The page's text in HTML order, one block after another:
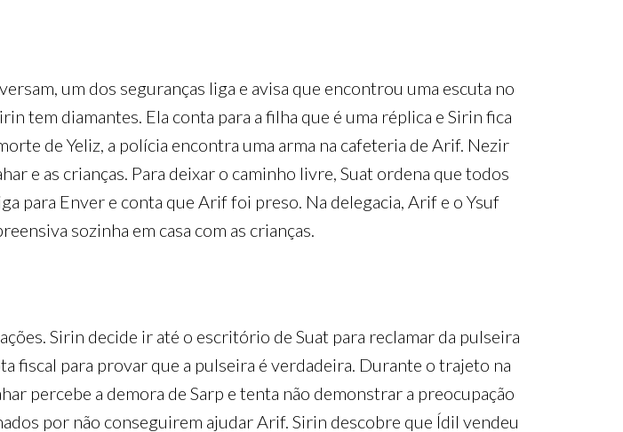
um dos seguranças liga e avisa que encontrou uma escuta no
tem diamantes. Ela conta para a filha que é uma réplica e Sirin fica
de Yeliz, a polícia encontra uma arma na cafeteria de Arif. Nezir
e as crianças. Para deixar o caminho livre, Suat ordena que todos
para Enver e conta que Arif foi preso. Na delegacia, Arif e o Ysuf
sozinha em casa com as crianças.
Sirin decide ir até o escritório de Suat para reclamar da pulseira
fiscal para provar que a pulseira é verdadeira. Durante o trajeto na
percebe a demora de Sarp e tenta não demonstrar a preocupação
por não conseguirem ajudar Arif. Sirin descobre que Ídil vendeu